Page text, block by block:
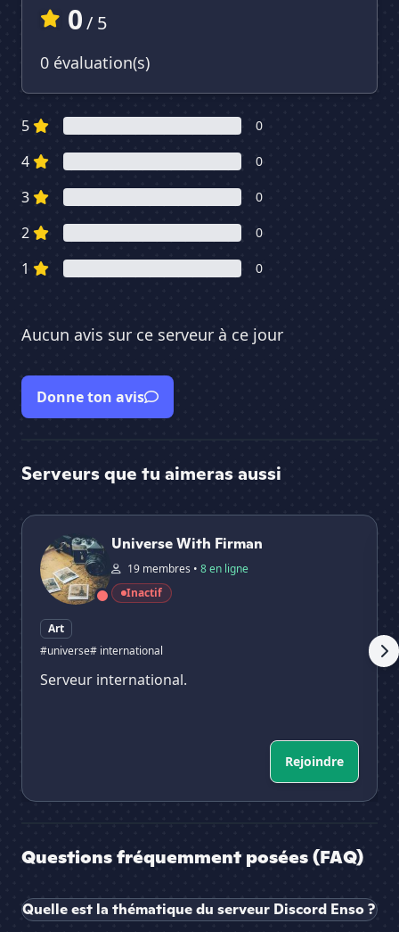
0/ 5
0 évaluation(s)
5 0
4 0
3 0
2 0
1 0
Aucun avis sur ce serveur à ce jour
Donne ton avis
Serveurs que tu aimeras aussi
Universe With Firman
Universe With Firman
19 membres • 8 en ligne
Inactif
Art
#universe# international
Serveur international.
Rejoindre
Questions fréquemment posées (FAQ)
Quelle est la thématique du serveur Discord Enso ?